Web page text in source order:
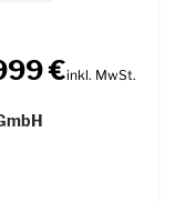
inkl. MwSt.
€